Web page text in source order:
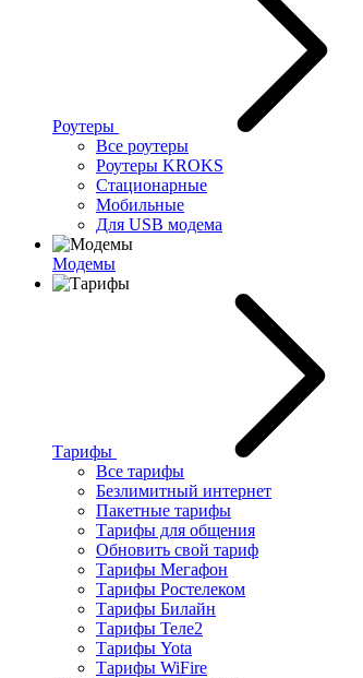
Роутеры
Все роутеры
Роутеры KROKS
Стационарные
Мобильные
Для USB модема
Модемы
Тарифы
Все тарифы
Безлимитный интернет
Пакетные тарифы
Тарифы для общения
Обновить свой тариф
Тарифы Мегафон
Тарифы Ростелеком
Тарифы Билайн
Тарифы Теле2
Тарифы Yota
Тарифы WiFire